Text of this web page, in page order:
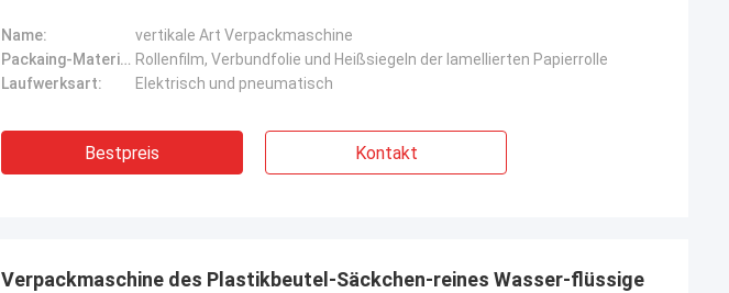
Name:
vertikale Art Verpackmaschine
Packaing-Material: Rollenfilm, Verbundfolie und Heißsiegeln der lamellierten Papierrolle
Laufwerksart:
Elektrisch und pneumatisch
Bestpreis Kontakt
Verpackmaschine des Plastikbeutel-Säckchen-reines Wasser-flüssige